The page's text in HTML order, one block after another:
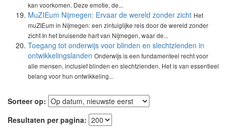
kan voorkomen. Deze emotie, de...
MuZIEum Nijmegen: Ervaar de wereld zonder zicht Het
muZIEum in Nijmegen: een zintuiglijke reis door de wereld zonder
zicht In het bruisende hart van Nijmegen, waar de...
Toegang tot onderwijs voor blinden en slechtzienden in
ontwikkelingslanden Onderwijs is een fundamenteel recht voor
alle mensen, inclusief blinden en slechtzienden. Het is van essentieel
belang voor hun ontwikkeling...
Sorteer op:
Resultaten per pagina: